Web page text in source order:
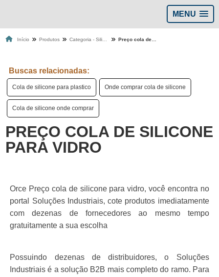
MENU
Início Produtos
Buscas relacionadas:
Cola de silicone para plastico Onde comprar cola de silicone
Cola de silicone onde comprar
PREÇO COLA DE SILICONE
PARA VIDRO
Orce Preço cola de silicone para vidro, você encontra no
portal Soluções Industriais, cote produtos imediatamente
com dezenas de fornecedores ao mesmo tempo
gratuitamente a sua escolha
Possuindo dezenas de distribuidores, o Soluções
Industriais é a solução B2B mais completo do ramo. Para